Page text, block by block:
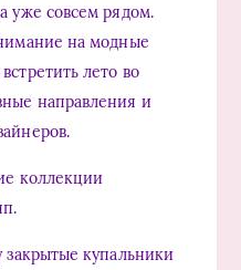
уже совсем рядом.
на модные
лето во
направления и
коллекции
закрытые купальники